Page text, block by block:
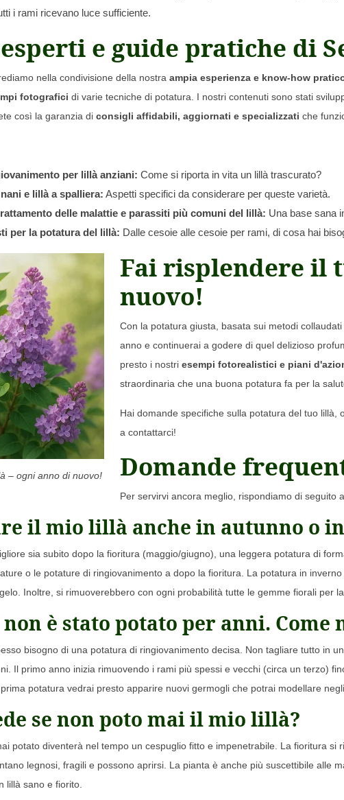
i rami ricevano luce sufficiente.
e guide pratiche di
nella condivisione della nostra ampia esperienza e know-how
fotografici di varie tecniche di potatura. I nostri contenuti sono stati
così la garanzia di consigli affidabili, aggiornati e specializzati che
per lillà anziani: Come si riporta in vita un lillà trascurato?
e lillà a spalliera: Aspetti specifici da considerare per queste varietà.
delle malattie e parassiti più comuni del lillà: Una base sana
per la potatura del lillà: Dalle cesoie alle cesoie per rami, di cosa hai
– ogni anno di nuovo!
Fai risplendere il
nuovo!
Con la potatura giusta, basata sui metodi
anno e continuerai a godere di quel delizioso
presto i nostri esempi fotorealistici e piani
straordinaria che una buona potatura fa per la
Hai domande specifiche sulla potatura del tuo
a contattarci!
Domande
Per servirvi ancora meglio, rispondiamo di seguito
il mio lillà anche in autunno o
sia subito dopo la fioritura (maggio/giugno), una leggera potatura di
o le potature di ringiovanimento a dopo la fioritura. La potatura in
Inoltre, si rimuoverebbero con ogni probabilità tutte le gemme fiorali per
è stato potato per anni. Come
bisogno di una potatura di ringiovanimento decisa. Non tagliare tutto in
Il primo anno inizia rimuovendo i rami più spessi e vecchi (circa un terzo)
potatura vedrai presto apparire nuovi germogli che potrai modellare
se non poto mai il mio lillà?
potato diventerà nel tempo un cespuglio fitto e impenetrabile. La fioritura
legnosi, fragili e possono aprirsi. La pianta è anche più suscettibile alle
lillà sano e fiorito.